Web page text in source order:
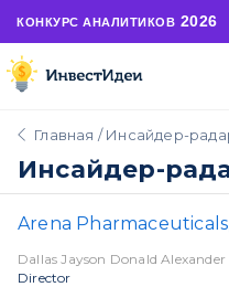
КОНКУРС АНАЛИТИКОВ 2026
Главная /Инсайдер-
Инсайдер-
Arena
Dallas Jayson Donald Alexander
Director